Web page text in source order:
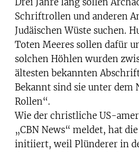
Schriftrollen und anderen
Judäischen Wüste suchen.
Toten Meeres sollen dafür
solchen Höhlen wurden
ältesten bekannten
Bekannt sind sie unter dem
Rollen“.
Wie der christliche US-
„CBN News“ meldet, hat
initiiert, weil Plünderer in